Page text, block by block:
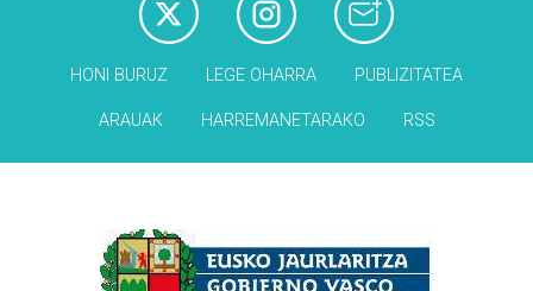
HONI BURUZ LEGE OHARRA PUBLIZITATEA
ARAUAK HARREMANETARAKO RSS